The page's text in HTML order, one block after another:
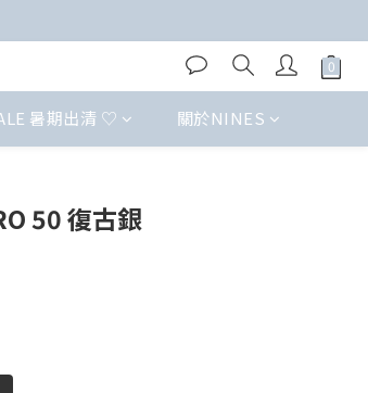
暑期出清 ♡ 關於NINES
50 復古銀